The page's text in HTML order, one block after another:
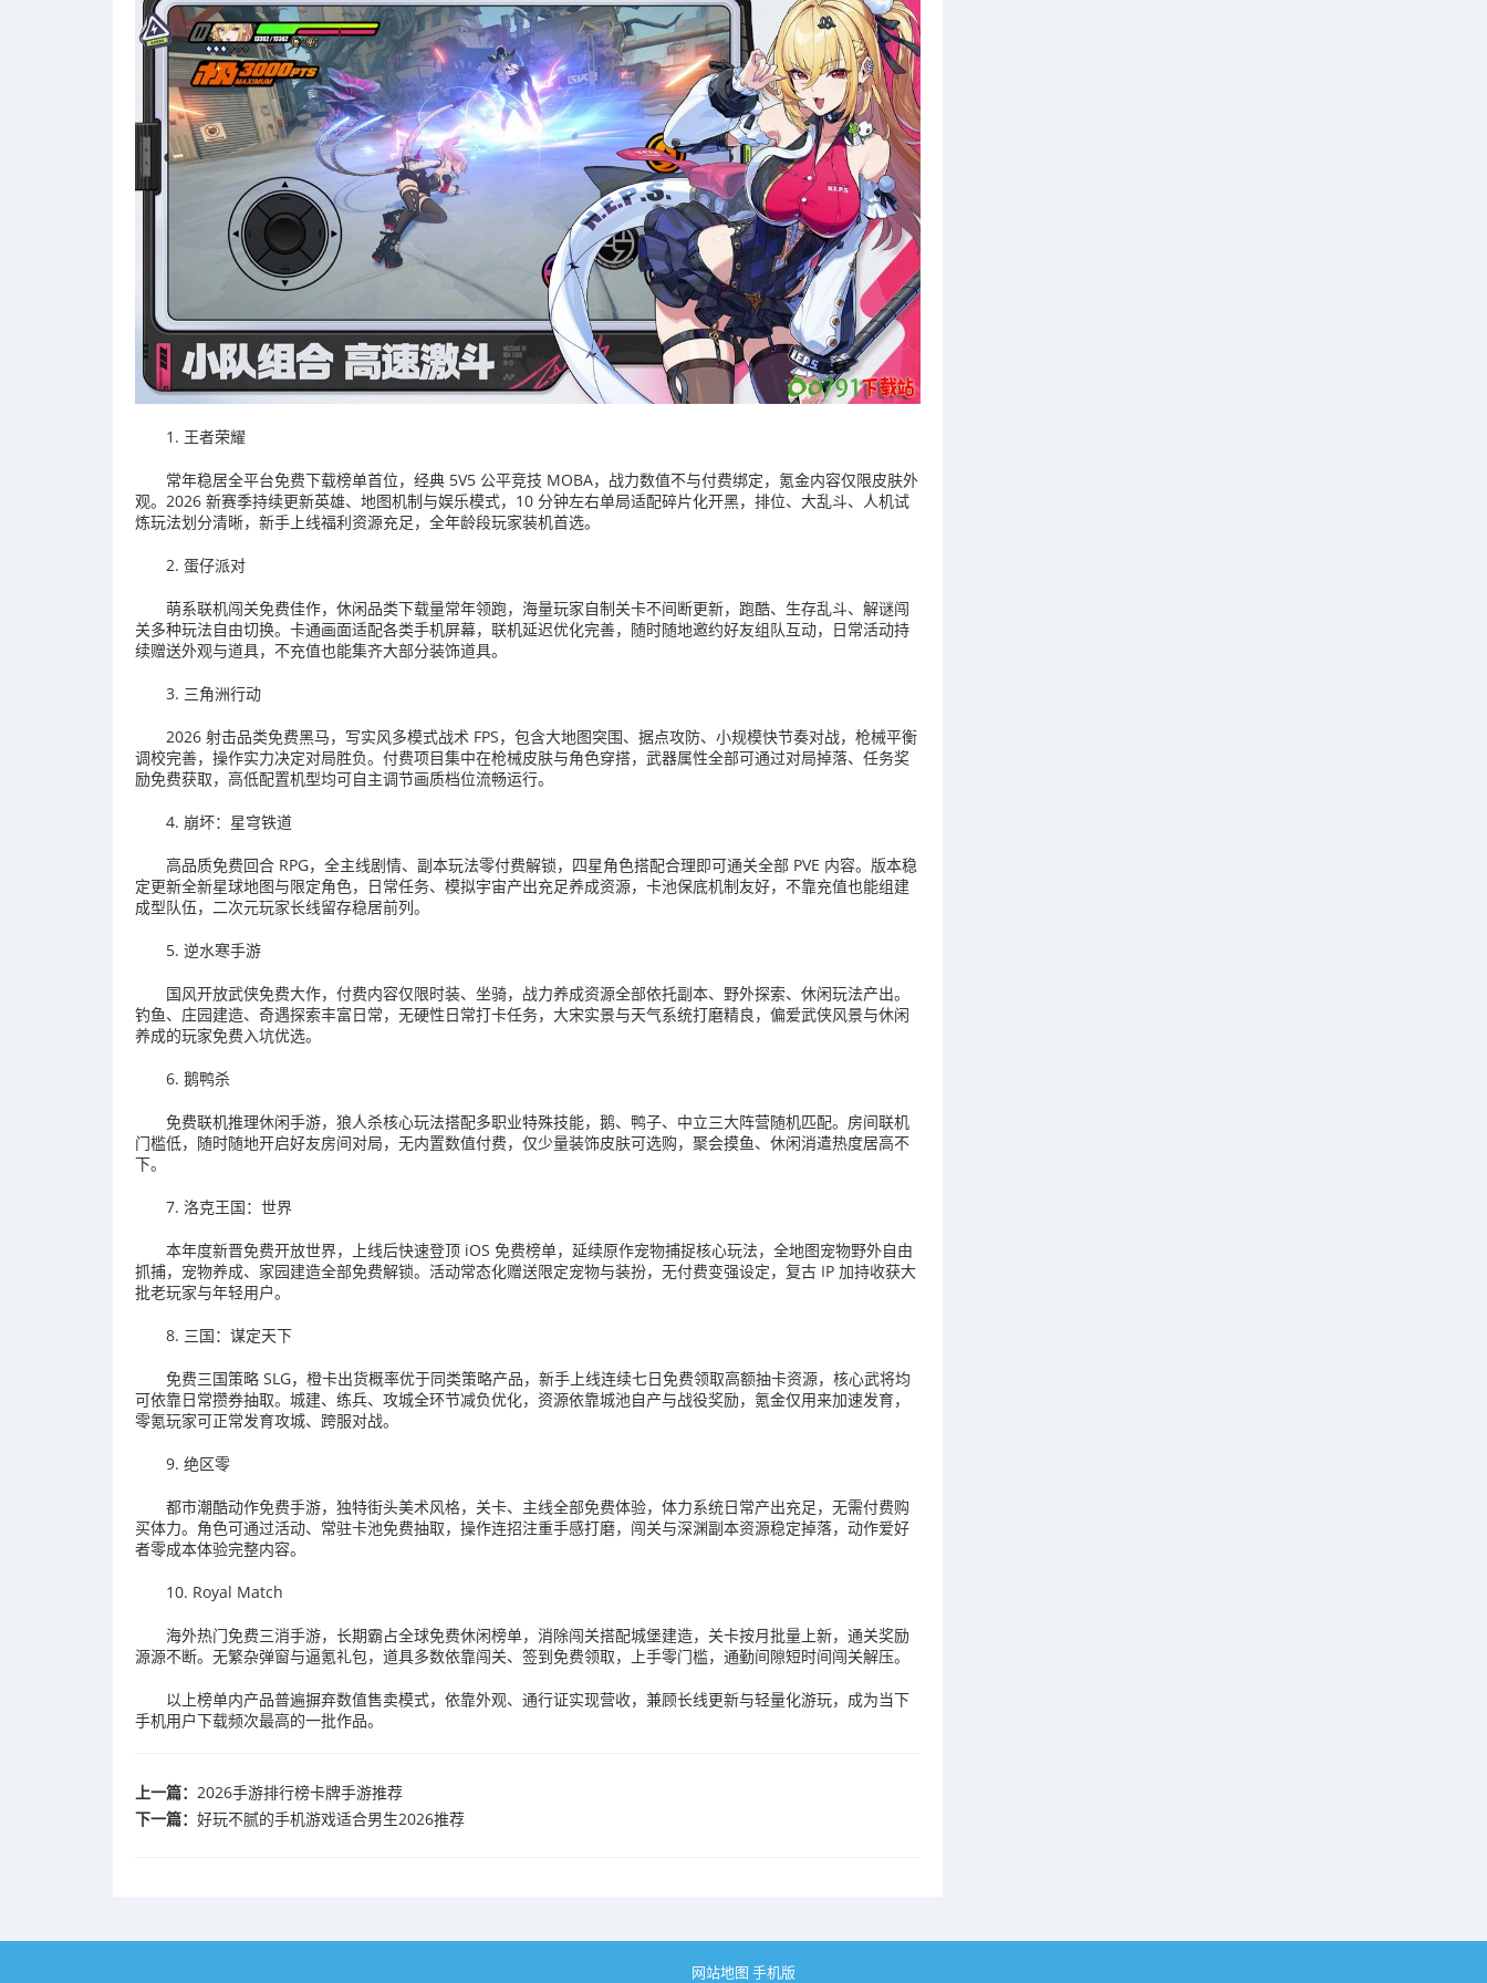
1. 王者荣耀
常年稳居全平台免费下载榜单首位，经典 5V5 公平竞技 MOBA，战力数值不与付费绑定，氪金内容仅限皮肤外
观。2026 新赛季持续更新英雄、地图机制与娱乐模式，10 分钟左右单局适配碎片化开黑，排位、大乱斗、人机试
炼玩法划分清晰，新手上线福利资源充足，全年龄段玩家装机首选。
2. 蛋仔派对
萌系联机闯关免费佳作，休闲品类下载量常年领跑，海量玩家自制关卡不间断更新，跑酷、生存乱斗、解谜闯
关多种玩法自由切换。卡通画面适配各类手机屏幕，联机延迟优化完善，随时随地邀约好友组队互动，日常活动持
续赠送外观与道具，不充值也能集齐大部分装饰道具。
3. 三角洲行动
2026 射击品类免费黑马，写实风多模式战术 FPS，包含大地图突围、据点攻防、小规模快节奏对战，枪械平衡
调校完善，操作实力决定对局胜负。付费项目集中在枪械皮肤与角色穿搭，武器属性全部可通过对局掉落、任务奖
励免费获取，高低配置机型均可自主调节画质档位流畅运行。
4. 崩坏：星穹铁道
高品质免费回合 RPG，全主线剧情、副本玩法零付费解锁，四星角色搭配合理即可通关全部 PVE 内容。版本稳
定更新全新星球地图与限定角色，日常任务、模拟宇宙产出充足养成资源，卡池保底机制友好，不靠充值也能组建
成型队伍，二次元玩家长线留存稳居前列。
5. 逆水寒手游
国风开放武侠免费大作，付费内容仅限时装、坐骑，战力养成资源全部依托副本、野外探索、休闲玩法产出。
钓鱼、庄园建造、奇遇探索丰富日常，无硬性日常打卡任务，大宋实景与天气系统打磨精良，偏爱武侠风景与休闲
养成的玩家免费入坑优选。
6. 鹅鸭杀
免费联机推理休闲手游，狼人杀核心玩法搭配多职业特殊技能，鹅、鸭子、中立三大阵营随机匹配。房间联机
门槛低，随时随地开启好友房间对局，无内置数值付费，仅少量装饰皮肤可选购，聚会摸鱼、休闲消遣热度居高不
下。
7. 洛克王国：世界
本年度新晋免费开放世界，上线后快速登顶 iOS 免费榜单，延续原作宠物捕捉核心玩法，全地图宠物野外自由
抓捕，宠物养成、家园建造全部免费解锁。活动常态化赠送限定宠物与装扮，无付费变强设定，复古 IP 加持收获大
批老玩家与年轻用户。
8. 三国：谋定天下
免费三国策略 SLG，橙卡出货概率优于同类策略产品，新手上线连续七日免费领取高额抽卡资源，核心武将均
可依靠日常攒券抽取。城建、练兵、攻城全环节减负优化，资源依靠城池自产与战役奖励，氪金仅用来加速发育，
零氪玩家可正常发育攻城、跨服对战。
9. 绝区零
都市潮酷动作免费手游，独特街头美术风格，关卡、主线全部免费体验，体力系统日常产出充足，无需付费购
买体力。角色可通过活动、常驻卡池免费抽取，操作连招注重手感打磨，闯关与深渊副本资源稳定掉落，动作爱好
者零成本体验完整内容。
10. Royal Match
海外热门免费三消手游，长期霸占全球免费休闲榜单，消除闯关搭配城堡建造，关卡按月批量上新，通关奖励
源源不断。无繁杂弹窗与逼氪礼包，道具多数依靠闯关、签到免费领取，上手零门槛，通勤间隙短时间闯关解压。
以上榜单内产品普遍摒弃数值售卖模式，依靠外观、通行证实现营收，兼顾长线更新与轻量化游玩，成为当下
手机用户下载频次最高的一批作品。
上一篇： 2026手游排行榜卡牌手游推荐
下一篇： 好玩不腻的手机游戏适合男生2026推荐
网站地图 手机版